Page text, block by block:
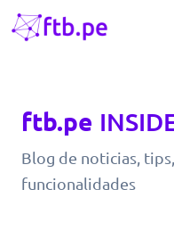
ftb.pe
Blog de noticias,
funcionalidades